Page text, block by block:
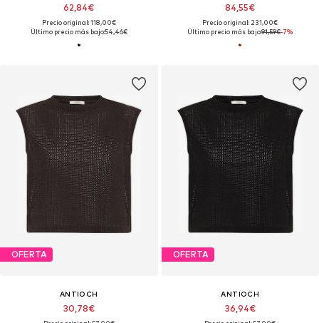
62,84€
Precio original: 118,00€
Último precio más bajo:54,46€
84,55€
Precio original: 231,00€
Último precio más bajo:91,59€-7%
OFERTA
ANTIOCH
30,78€
OFERTA
ANTIOCH
36,94€